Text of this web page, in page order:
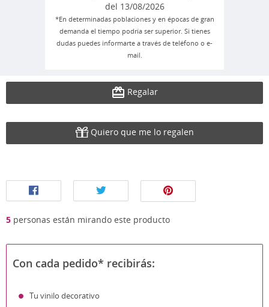
del 13/08/2026
*En determinadas poblaciones y en épocas de gran
demanda el tiempo podría ser superior. Si tienes
dudas puedes informarte a través de teléfono o e-
mail.
Regalar
Quiero que me lo regalen
5 personas están mirando este producto
Con cada pedido* recibirás:
Tu vinilo decorativo